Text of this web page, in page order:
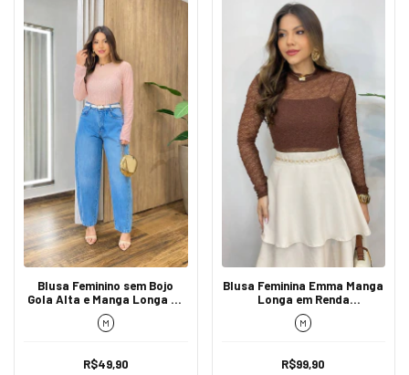
Blusa Feminino sem Bojo
Gola Alta e Manga Longa de
Tule Poá Rosa
M
R$49,90
Blusa Feminina Emma Manga
Longa em Renda
Transparente Marrom
M
R$99,90